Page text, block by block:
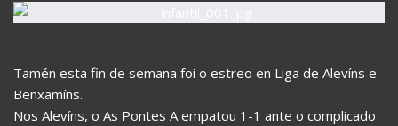
Tamén esta fin de semana foi o estreo en Liga de Alevíns e
Benxamíns.
Nos Alevíns, o As Pontes A empatou 1-1 ante o complicado